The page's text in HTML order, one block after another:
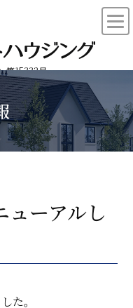
第15332号
ューアルし
た。